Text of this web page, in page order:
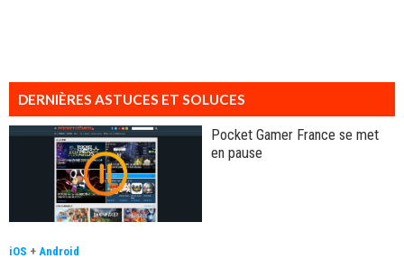
DERNIÈRES ASTUCES ET SOLUCES
Pocket Gamer France se met
en pause
iOS + Android